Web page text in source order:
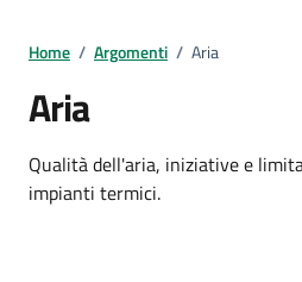
Home / Argomenti / Aria
Aria
Dettagli della
Qualità dell'aria, iniziative e
impianti termici.